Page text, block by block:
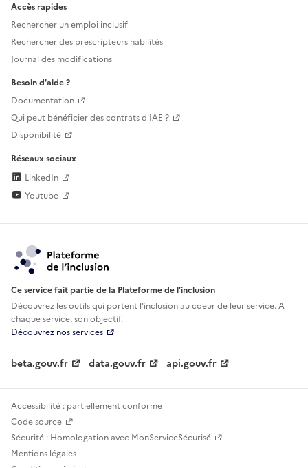
Accès rapides
Rechercher un emploi inclusif
Rechercher des prescripteurs habilités
Journal des modifications
Besoin d'aide ?
Documentation
Qui peut bénéficier des contrats d'IAE ?
Disponibilité
Réseaux sociaux
LinkedIn
Youtube
Ce service fait partie de la Plateforme de l’inclusion
Découvrez les outils qui portent l'inclusion aucoeur de leur service. A
chaque service, son objectif.
Découvrez nos services
beta.gouv.fr data.gouv.fr api.gouv.fr
Accessibilité : partiellement conforme
Code source
Sécurité : Homologation avec MonServiceSécurisé
Mentions légales